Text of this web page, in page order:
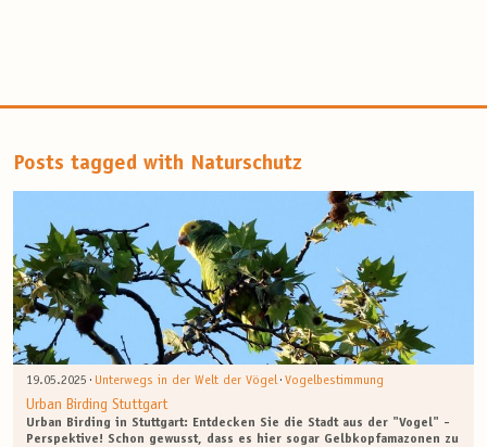
Posts tagged with Naturschutz
19.05.2025 · Unterwegs in der Welt der Vögel· Vogelbestimmung
Urban Birding Stuttgart
Urban Birding in Stuttgart: Entdecken Sie die Stadt aus der "Vogel" -
Perspektive! Schon gewusst, dass es hier sogar Gelbkopfamazonen zu